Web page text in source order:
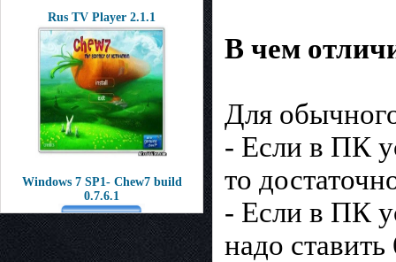
Rus TV Player 2.1.1
Windows 7 SP1- Chew7 build
0.7.6.1
В чем
Для
- Если в ПК
то
- Если в ПК
надо